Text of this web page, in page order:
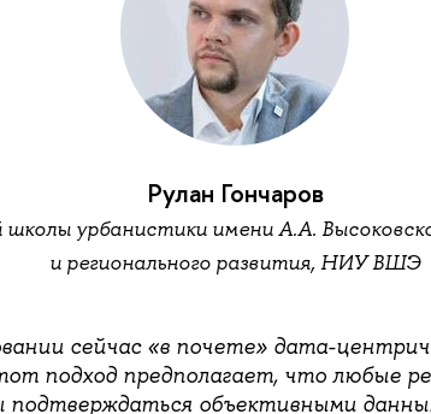
Рулан Гончаров
урбанистики имени А.А.
и регионального развития, НИУ ВШЭ
сейчас «в почете» дата-
подход предполагает, что любые
объективными